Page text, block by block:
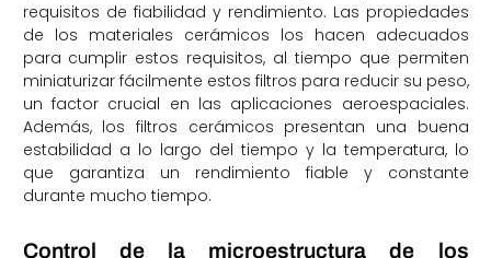
requisitos de fiabilidad y rendimiento. Las propiedades
de los materiales cerámicos los hacen adecuados
para cumplir estos requisitos, al tiempo que permiten
miniaturizar fácilmente estos filtros para reducir su peso,
un factor crucial en las aplicaciones aeroespaciales.
Además, los filtros cerámicos presentan una buena
estabilidad a lo largo del tiempo y la temperatura, lo
que garantiza un rendimiento fiable y constante
durante mucho tiempo.
Control de la microestructura de los